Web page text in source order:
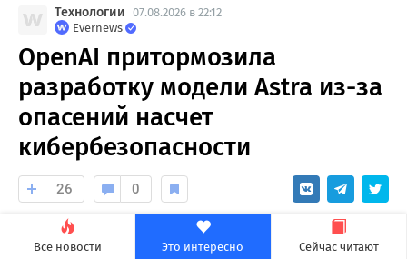
Все новости Это интересно Сейчас читают
Технологии 07.08.2026 в 22:12
Evernews
OpenAI притормозила
разработку модели Astra из-за
опасений насчет
кибербезопасности
26 0
Модель оказалась лучше, чем ожидали в